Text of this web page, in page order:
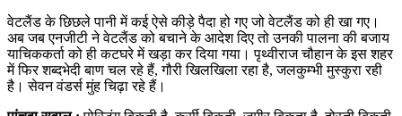
वेटलैंड के छिछले पानी में कई ऐसे कीड़े पैदा हो गए जो वेटलैंड को ही खा गए।
अब जब एनजीटी ने वेटलैंड को बचाने के आदेश दिए तो उनकी पालना की बजाय
याचिककर्ता को ही कटघरे में खड़ा कर दिया गया। पृथ्वीराज चौहान के इस शहर
में फिर शब्दभेदी बाण चल रहे हैं, गौरी खिलखिला रहा है, जलकुम्भी मुस्कुरा रही
है। सेवन वंडर्स मुंह चिढ़ा रहे हैं।